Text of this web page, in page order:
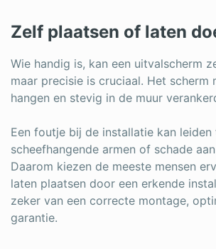
Zelf plaatsen of laten
Wie handig is, kan een uitvalscherm
maar precisie is cruciaal. Het scherm
hangen en stevig in de muur
Een foutje bij de installatie kan leiden
scheefhangende armen of schade
Daarom kiezen de meeste mensen
laten plaatsen door een erkende
zeker van een correcte montage,
garantie.